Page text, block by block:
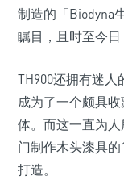
制造的「Biodyna
瞩目，且时至今日
TH900还拥有迷人
成为了一个颇具
体。而这一直为
门制作木头漆具
打造。